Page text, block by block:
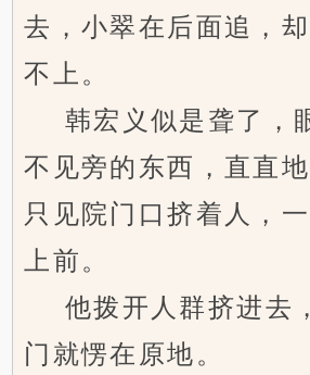
去，小翠在后面追，
不上。
韩宏义似是聋了，
不见旁的东西，直直地
只见院门口挤着人，
上前。
他拨开人群挤进去
门就愣在原地。